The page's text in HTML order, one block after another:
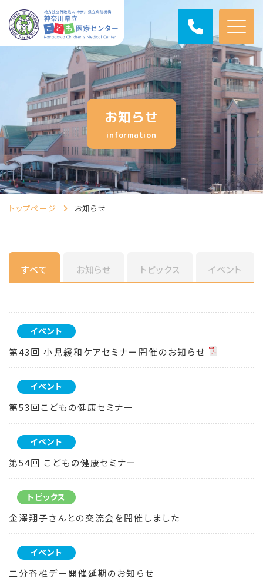
お知らせ
information
トップページ お知らせ
すべて お知らせ トピックス イベント
イベント
第43回 小児緩和ケアセミナー開催のお知らせ
イベント
第53回こどもの健康セミナー
イベント
第54回 こどもの健康セミナー
トピックス
金澤翔子さんとの交流会を開催しました
イベント
二分脊椎デー開催延期のお知らせ